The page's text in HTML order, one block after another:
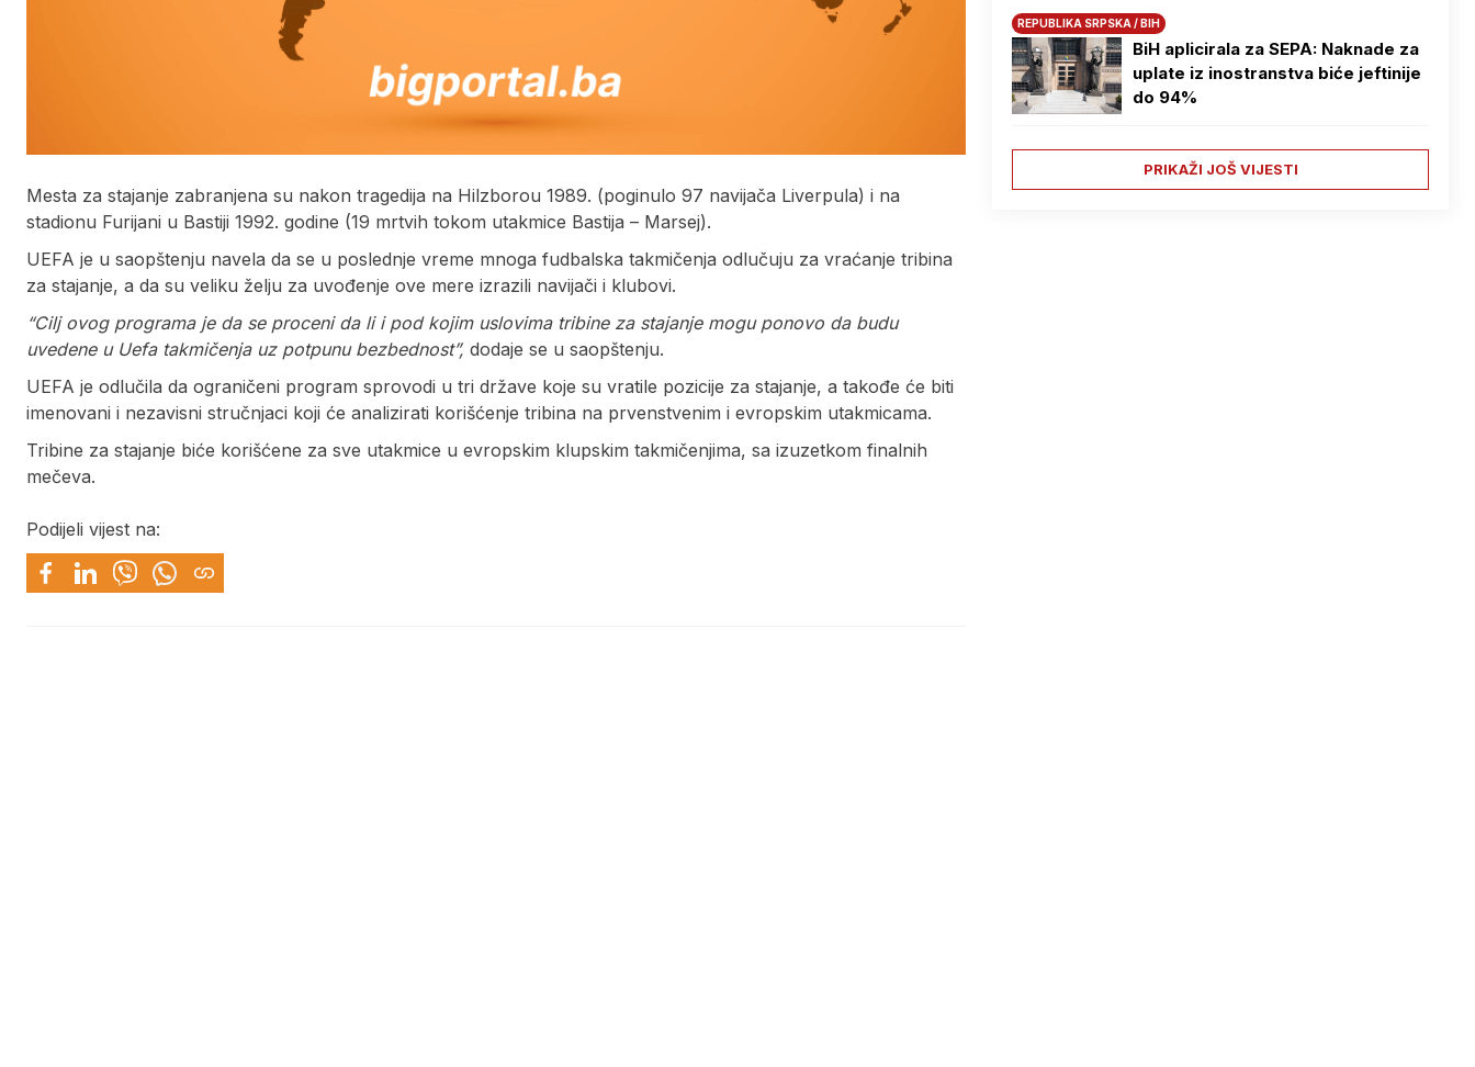
Mesta za stajanje zabranjena su nakon tragedija na Hilzborou 1989. (poginulo 97 navijača Liverpula) i na
stadionu Furijani u Bastiji 1992. godine (19 mrtvih tokom utakmice Bastija – Marsej).
UEFA je u saopštenju navela da se u poslednje vreme mnoga fudbalska takmičenja odlučuju za vraćanje tribina
za stajanje, a da su veliku želju za uvođenje ove mere izrazili navijači i klubovi.
“Cilj ovog programa je da se proceni da li i pod kojim uslovima tribine za stajanje mogu ponovo da budu
uvedene u Uefa takmičenja uz potpunu bezbednost”, dodaje se u saopštenju.
UEFA je odlučila da ograničeni program sprovodi u tri države koje su vratile pozicije za stajanje, a takođe će biti
imenovani i nezavisni stručnjaci koji će analizirati korišćenje tribina na prvenstvenim i evropskim utakmicama.
Tribine za stajanje biće korišćene za sve utakmice u evropskim klupskim takmičenjima, sa izuzetkom finalnih
mečeva.
Podijeli vijest na:
REPUBLIKA SRPSKA / BIH
BiH aplicirala za SEPA: Naknade za
uplate iz inostranstva biće jeftinije
do 94%
PRIKAŽI JOŠ VIJESTI